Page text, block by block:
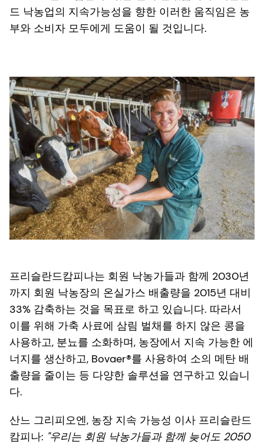
드 낙농업의 지속가능성을 향한 이러한 움직임은 농
부와 소비자 모두에게 도움이 될 것입니다.
프리슬란드캄피나는 회원 낙농가들과 함께 2030년
까지 회원 낙농장의 온실가스 배출량을 2015년 대비
33% 감축하는 것을 목표로 하고 있습니다. 따라서
이를 위해 가축 사료에 삼림 벌채를 하지 않은 콩을
사용하고, 분뇨를 소화하며, 농장에서 지속 가능한 에
너지를 생산하고, Bovaer®를 사용하여 소의 메탄 배
출량을 줄이는 등 다양한 솔루션을 연구하고 있습니
다.
산느 그리피오엔, 농장 지속 가능성 이사 프리슬란드
캄피나: "우리는 회원 낙농가들과 함께 늦어도 2050